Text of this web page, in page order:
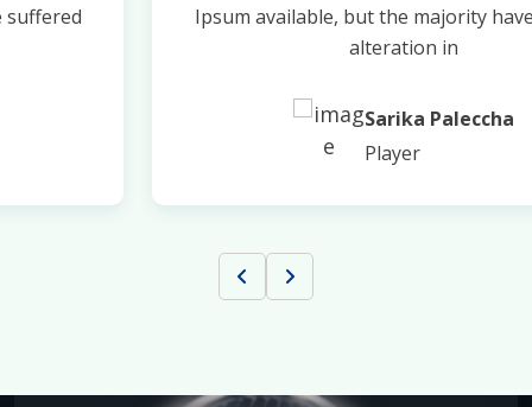
Ipsum available, but the majority have suffered
Sarika Paleccha